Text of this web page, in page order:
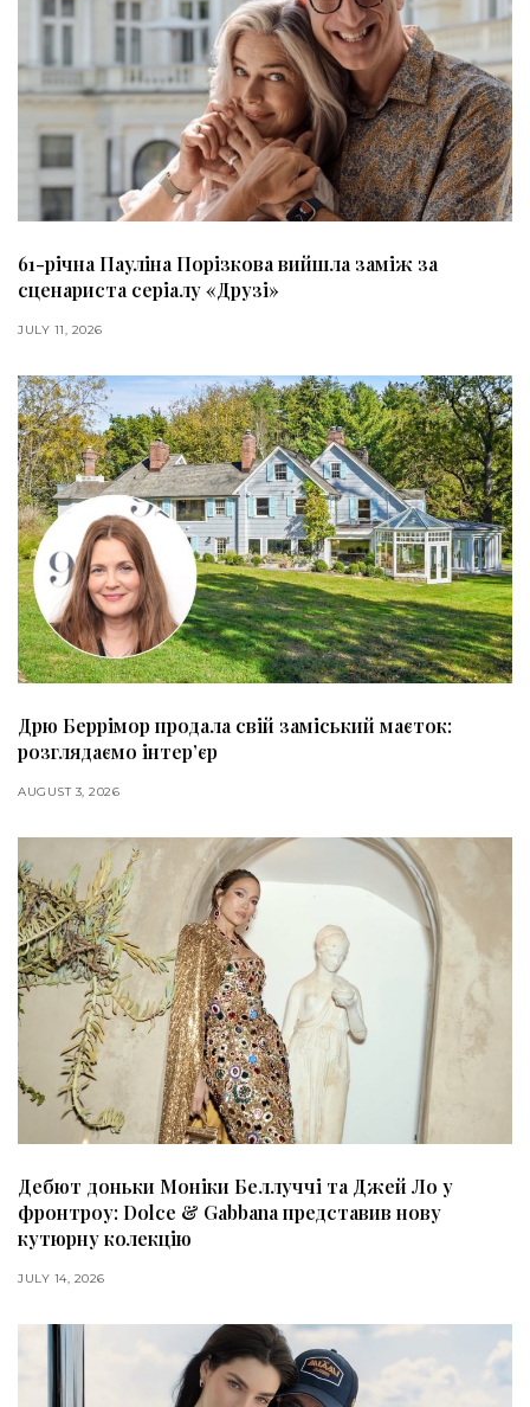
61-річна Пауліна Порізкова вийшла заміж за
сценариста серіалу «Друзі»
JULY 11, 2026
Дрю Беррімор продала свій заміський маєток:
розглядаємо інтер’єр
AUGUST 3, 2026
Дебют доньки Моніки Беллуччі та Джей Ло у
фронтроу: Dolce & Gabbana представив нову
кутюрну колекцію
JULY 14, 2026